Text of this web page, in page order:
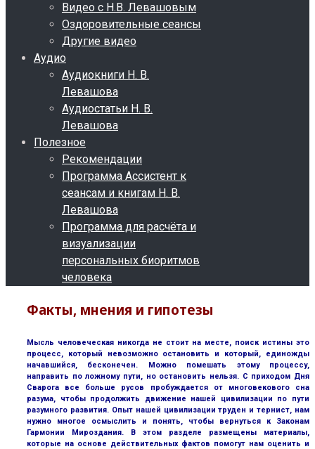
Видео с Н.В. Левашовым
Оздоровительные сеансы
Другие видео
Аудио
Аудиокниги Н. В.
Левашова
Аудиостатьи Н. В.
Левашова
Полезное
Рекомендации
Программа Ассистент к
сеансам и книгам Н. В.
Левашова
Программа для расчёта и
визуализации
персональных биоритмов
человека
Факты, мнения и гипотезы
Мысль человеческая никогда не стоит на месте, поиск истины это
процесс, который невозможно остановить и который, единожды
начавшийся, бесконечен. Можно помешать этому процессу,
направить по ложному пути, но остановить нельзя. С приходом Дня
Сварога все больше русов пробуждается от многовекового сна
разума, чтобы продолжить движение нашей цивилизации по пути
разумного развития. Опыт нашей цивилизации труден и тернист, нам
нужно многое осмыслить и понять, чтобы вернуться к Законам
Гармонии Мироздания. В этом разделе размещены материалы,
которые на основе действительных фактов помогут нам оценить и